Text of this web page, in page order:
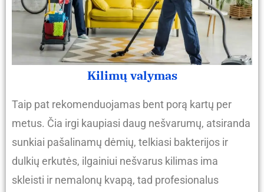
Kilimų valymas
Taip pat rekomenduojamas bent porą kartų per
metus. Čia irgi kaupiasi daug nešvarumų, atsiranda
sunkiai pašalinamų dėmių, telkiasi bakterijos ir
dulkių erkutės, ilgainiui nešvarus kilimas ima
skleisti ir nemalonų kvapą, tad profesionalus